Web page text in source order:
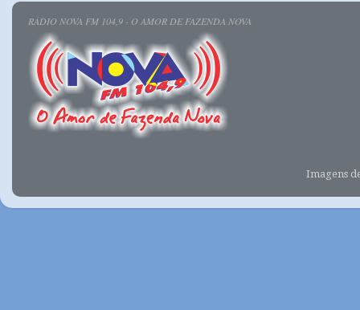
RÁDIO NOVA FM 104,9 - O AMOR DE FAZENDA NOVA
Imagens